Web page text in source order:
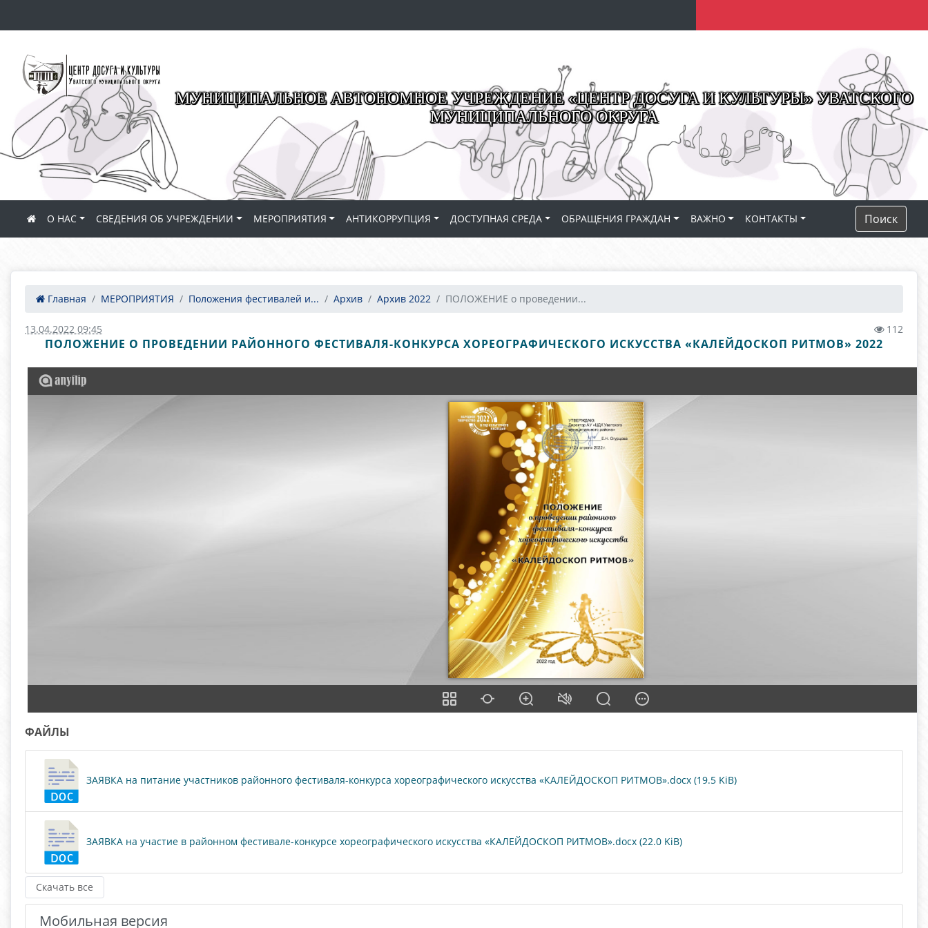
МУНИЦИПАЛЬНОЕ АВТОНОМНОЕ УЧРЕЖДЕНИЕ «ЦЕНТР ДОСУГА И КУЛЬТУРЫ» УВАТСКОГО
МУНИЦИПАЛЬНОГО ОКРУГА
О НАС СВЕДЕНИЯ ОБ УЧРЕЖДЕНИИ МЕРОПРИЯТИЯ АНТИКОРРУПЦИЯ ДОСТУПНАЯ СРЕДА ОБРАЩЕНИЯ ГРАЖДАН ВАЖНО КОНТАКТЫ Поиск
Главная МЕРОПРИЯТИЯ Положения фестивалей и... Архив Архив 2022 ПОЛОЖЕНИЕ о проведении...
13.04.2022 09:45 112
ПОЛОЖЕНИЕ О ПРОВЕДЕНИИ РАЙОННОГО ФЕСТИВАЛЯ-КОНКУРСА ХОРЕОГРАФИЧЕСКОГО ИСКУССТВА «КАЛЕЙДОСКОП РИТМОВ» 2022
ФАЙЛЫ
ЗАЯВКА на питание участников районного фестиваля-конкурса хореографического искусства «КАЛЕЙДОСКОП РИТМОВ».docx (19.5 KiB)
ЗАЯВКА на участие в районном фестивале-конкурсе хореографического искусства «КАЛЕЙДОСКОП РИТМОВ».docx (22.0 KiB)
Скачать все
Мобильная версия